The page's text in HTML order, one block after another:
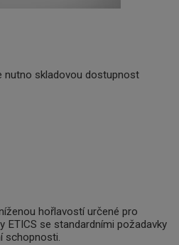
nutno skladovou dostupnost
hořlavostí určené pro
ETICS se standardními požadavky
schopnosti.